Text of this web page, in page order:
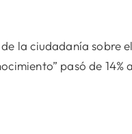
la ciudadanía sobre
pasó de 14%